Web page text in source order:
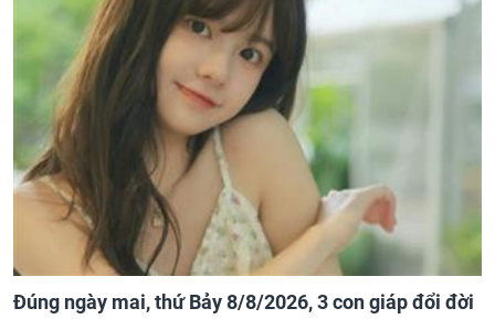
Đúng ngày mai, thứ Bảy 8/8/2026, 3 con giáp đổi đời